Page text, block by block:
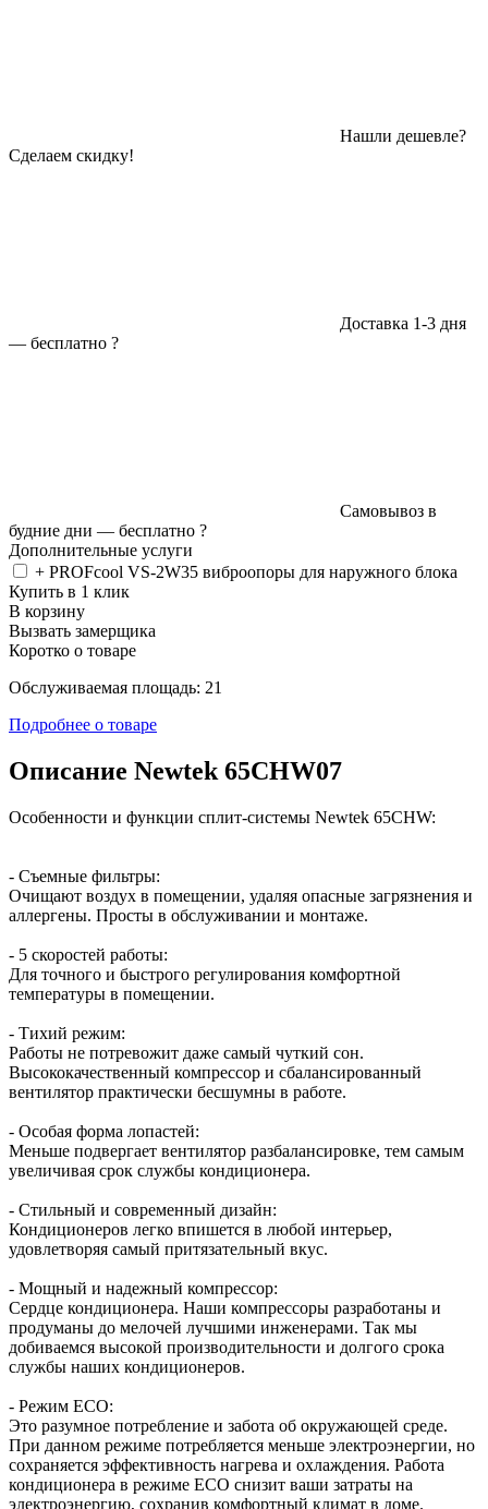
Нашли дешевле?
Сделаем скидку!
Доставка 1-3 дня
— бесплатно ?
Самовывоз в
будние дни — бесплатно ?
Дополнительные услуги
+ PROFcool VS-2W35 виброопоры для наружного блока
Купить в 1 клик
В корзину
Вызвать замерщика
Коротко о товаре
Обслуживаемая площадь: 21
Подробнее о товаре
Описание Newtek 65CHW07
Особенности и функции сплит-системы Newtek 65CHW:
- Съемные фильтры:
Очищают воздух в помещении, удаляя опасные загрязнения и
аллергены. Просты в обслуживании и монтаже.
- 5 скоростей работы:
Для точного и быстрого регулирования комфортной
температуры в помещении.
- Тихий режим:
Работы не потревожит даже самый чуткий сон.
Высококачественный компрессор и сбалансированный
вентилятор практически бесшумны в работе.
- Особая форма лопастей:
Меньше подвергает вентилятор разбалансировке, тем самым
увеличивая срок службы кондиционера.
- Стильный и современный дизайн:
Кондиционеров легко впишется в любой интерьер,
удовлетворяя самый притязательный вкус.
- Мощный и надежный компрессор:
Сердце кондиционера. Наши компрессоры разработаны и
продуманы до мелочей лучшими инженерами. Так мы
добиваемся высокой производительности и долгого срока
службы наших кондиционеров.
- Режим ЕСО:
Это разумное потребление и забота об окружающей среде.
При данном режиме потребляется меньше электроэнергии, но
сохраняется эффективность нагрева и охлаждения. Работа
кондиционера в режиме ЕСО снизит ваши затраты на
электроэнергию, сохранив комфортный климат в доме.